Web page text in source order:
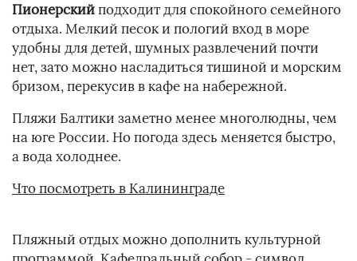
Пионерскийподходит для спокойного семейного
отдыха. Мелкий песок и пологий вход в море
удобны для детей, шумных развлечений почти
нет, зато можно насладиться тишиной и морским
бризом, перекусив в кафе на набережной.
Пляжи Балтики заметно менее многолюдны, чем
на юге России. Но погода здесь меняется быстро,
а вода холоднее.
Что посмотреть в Калининграде
Пляжный отдых можно дополнить культурной